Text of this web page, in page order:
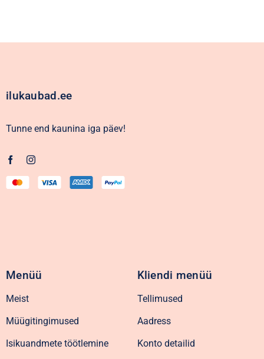
ilukaubad.ee
Tunne end kaunina iga päev!
Menüü
Meist
Müügitingimused
Isikuandmete töötlemine
Kliendi menüü
Tellimused
Aadress
Konto detailid